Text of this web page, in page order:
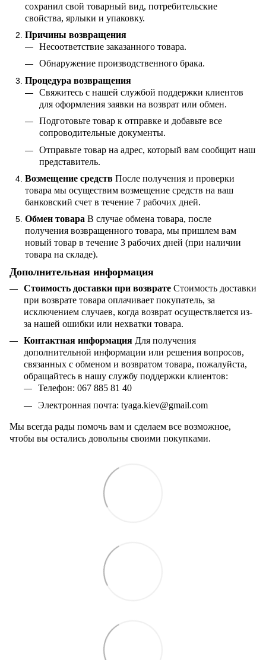
сохранил свой товарный вид, потребительские
свойства, ярлыки и упаковку.
Причины возвращения
Несоответствие заказанного товара.
Обнаружение производственного брака.
Процедура возвращения
Свяжитесь с нашей службой поддержки клиентов
для оформления заявки на возврат или обмен.
Подготовьте товар к отправке и добавьте все
сопроводительные документы.
Отправьте товар на адрес, который вам сообщит наш
представитель.
Возмещение средств После получения и проверки
товара мы осуществим возмещение средств на ваш
банковский счет в течение 7 рабочих дней.
Обмен товара В случае обмена товара, после
получения возвращенного товара, мы пришлем вам
новый товар в течение 3 рабочих дней (при наличии
товара на складе).
Дополнительная информация
Стоимость доставки при возврате Стоимость доставки
при возврате товара оплачивает покупатель, за
исключением случаев, когда возврат осуществляется из-
за нашей ошибки или нехватки товара.
Контактная информация Для получения
дополнительной информации или решения вопросов,
связанных с обменом и возвратом товара, пожалуйста,
обращайтесь в нашу службу поддержки клиентов:
Телефон: 067 885 81 40
Электронная почта: tyaga.kiev@gmail.com
Мы всегда рады помочь вам и сделаем все возможное,
чтобы вы остались довольны своими покупками.